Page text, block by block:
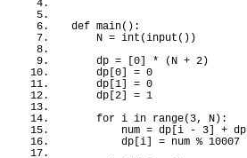
def main() :
    N =
int (input ())
    dp =
0 * ( N + 2 )
    dp
0 = 0
    dp
1 = 0
    dp
2 = 1
for i in range( 3, N ) :
        num = dp
i - 3 + dp
        dp
i = num % 10007